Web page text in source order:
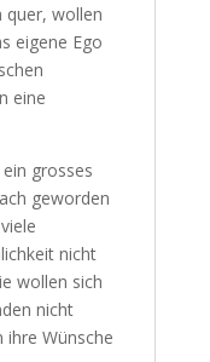
sich quer,
Das
des
kann
grosses
doch
Sie
dennoch